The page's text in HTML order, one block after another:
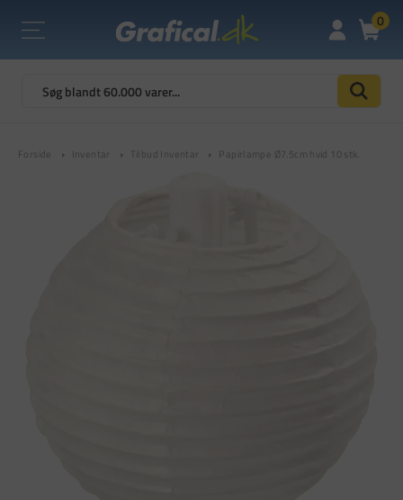
0
Forside Inventar Tilbud Inventar Papirlampe Ø7.5cm hvid 10 stk.